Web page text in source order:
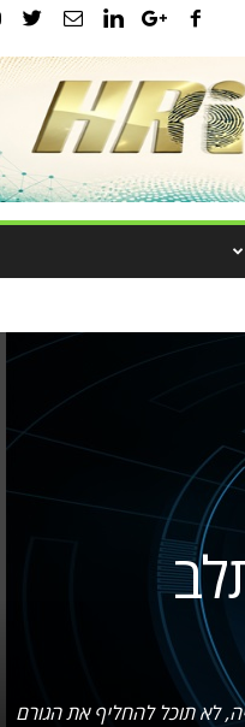
לא תוכל להחליף את הגורם